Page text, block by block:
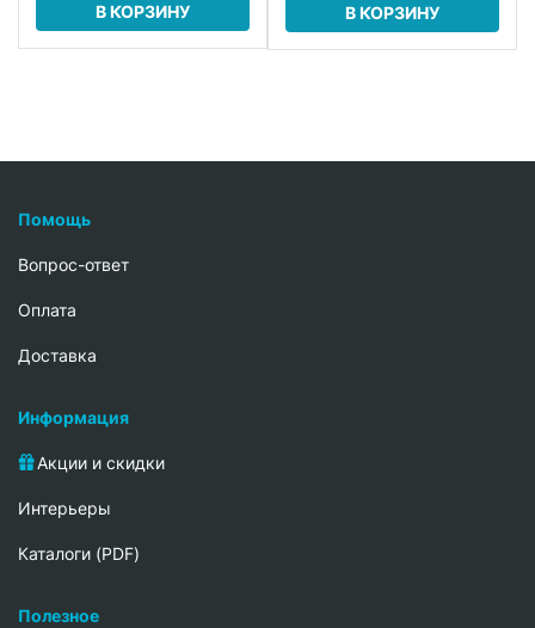
В КОРЗИНУ В КОРЗИНУ
Помощь
Вопрос-ответ
Oплата
Доставка
Информация
Акции и скидки
Интерьеры
Каталоги (PDF)
Полезное